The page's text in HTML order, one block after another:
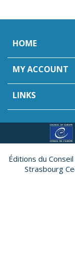
HOME
MY ACCOUNT
LINKS
Éditions du
Strasbourg